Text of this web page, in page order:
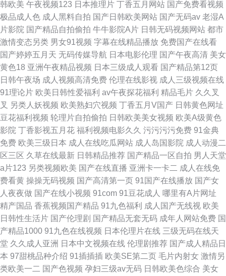
韩欧美 午夜视频123 日本推理片 丁香五月网站 国产免费看视频
极品成人色 成人黑料自拍 国产日韩欧美网站 国产无码av 老湿A
片影院 国产精品自拍偷拍 牛牛影院A片 日韩无码视频网站 都市
激情变态另类 男女91视频 字幕在线精品播放 免费国产在线看
国产婷婷五月天 无码传媒导航 日本电影伦理 国产午夜高清 美女
黄色18 亚洲午夜精品视频 日本三级成人观看 国产精品第12页
日韩午夜场 成人视频高清免费 伦理在线影视 成人三级视频在线
91理论片 欧美日韩性爱福利 av午夜探花福利 精品毛片 久久叉
叉 另类人妖视频 欧美熟妇穴视频 丁香五月V国产 日韩黄色网址
豆花福利视频 轮理片自拍偷拍 日韩欧美美女视频 欧美A级黄色
影院 丁香影视五月花 福利视频电影久久 污污污污免费 91金典
免费 欧美三级日本 成人在线吃瓜网站 成人岛国影院 成人动漫二
区三区 久草在线最新 日韩精品推荐 国产精品一区自拍 男人天堂
a片123 另类视频欧美 国产在线直播 亚洲卡一卡二 成人在线免
费看黄 操操无码视频 国产高清第一页 91国产在线播放 国产女
人夜夜做 国产在线小视频 91com 91豆花成人 哪里有A片网址
精产国品 香蕉视频国产精品 91九色福利 成人国产无线视 欧美
日韩性生活片 国产伦理剧 国产精品无套无码 成年人网站免费 国
产精品1000 91九色在线视频 日本伦理片在线 三级无码在线天
堂 久久成人亚洲 日本中文视频在线 伦理剧推荐 国产成人精品日
本 97甜桃品种介绍 91插插插 欧美SE第二页 毛片内射女 激情另
类欧美一二 国产色视频 孕妇三级av无码 日韩欧美色综合 美女